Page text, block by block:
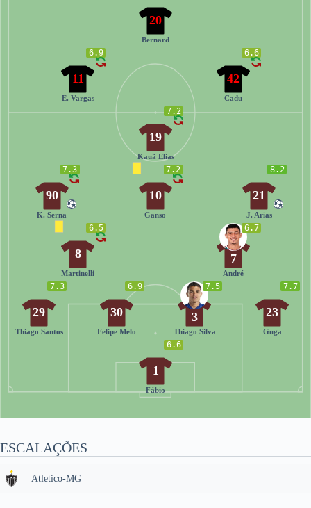
20
Bernard
6.6
42
Cadu
6.9
11
E. Vargas
6.6
1
Fábio
7.3
29
Thiago Santos
6.9
30
Felipe Melo
7.5
3
Thiago Silva
7.7
23
Guga
6.5
8
Martinelli
6.7
7
André
7.3
90
K. Serna
7.2
10
Ganso
8.2
21
J. Arias
7.2
19
Kauã Elias
ESCALAÇÕES
Atletico-MG